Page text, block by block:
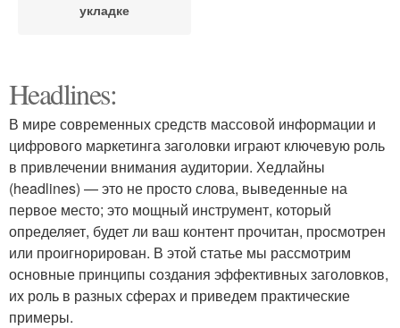
укладке
Headlines:
В мире современных средств массовой информации и
цифрового маркетинга заголовки играют ключевую роль
в привлечении внимания аудитории. Хедлайны
(headlines) — это не просто слова, выведенные на
первое место; это мощный инструмент, который
определяет, будет ли ваш контент прочитан, просмотрен
или проигнорирован. В этой статье мы рассмотрим
основные принципы создания эффективных заголовков,
их роль в разных сферах и приведем практические
примеры.